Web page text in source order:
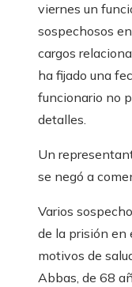
viernes un
sospechosos
cargos
ha fijado una
funcionario no
detalles.
Un
se negó a
Varios
de la prisión en
motivos de
Abbas, de 68